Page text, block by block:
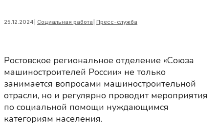
25.12.2024 Социальная работа Пресс-служба
Ростовское региональное отделение «Союза
машиностроителей России» не только
занимается вопросами машиностроительной
отрасли, но и регулярно проводит мероприятия
по социальной помощи нуждающимся
категориям населения.